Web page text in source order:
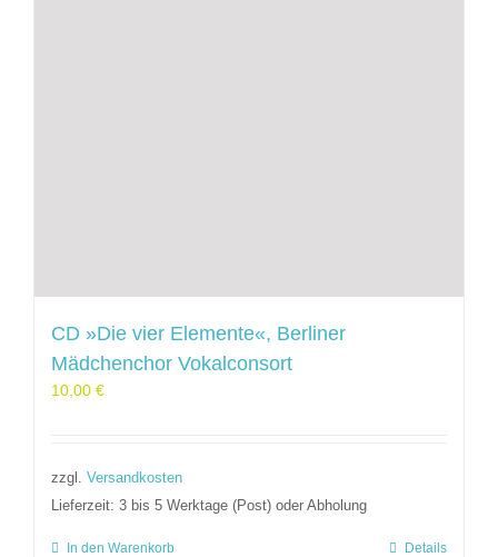
CD »Die vier Elemente«, Berliner
Mädchenchor Vokalconsort
10,00 €
zzgl. Versandkosten
Lieferzeit: 3 bis 5 Werktage (Post) oder Abholung
In den Warenkorb Details